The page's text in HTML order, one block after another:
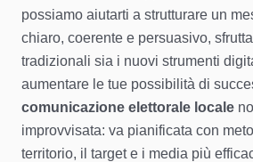
possiamo aiutarti a strutturare un
chiaro, coerente e persuasivo,
tradizionali sia i nuovi strumenti
aumentare le tue possibilità di
comunicazione elettorale locale
improvvisata: va pianificata con
territorio, il target e i media più